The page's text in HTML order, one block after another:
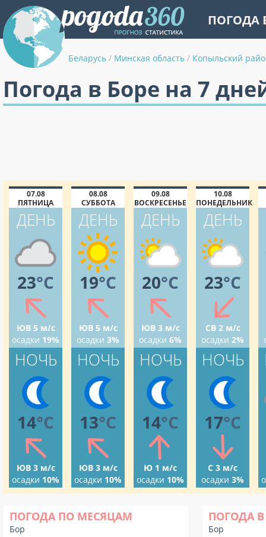
ПОГОДА
Беларусь / Минская область / Копыльский
Погода в Боре на 7
07.08
ПЯТНИЦА
ДЕНЬ
23°C
ЮВ 5 м/с
осадки 19%
НОЧЬ
14°C
ЮВ 3 м/с
осадки 10%
08.08
СУББОТА
ДЕНЬ
19°C
ЮВ 5 м/с
осадки 3%
НОЧЬ
13°C
ЮВ 3 м/с
осадки 10%
09.08
ВОСКРЕСЕНЬЕ
ДЕНЬ
20°C
ЮВ 3 м/с
осадки 6%
НОЧЬ
14°C
Ю 1 м/с
осадки 10%
10.08
ПОНЕДЕЛЬНИК
ДЕНЬ
23°C
СВ 2 м/с
осадки 2%
НОЧЬ
17°C
С 3 м/с
осадки 3%
ПОГОДА ПО МЕСЯЦАМ
Бор
ПОГОДА В
Бор